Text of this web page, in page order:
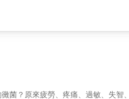
】✦ 破解長輩運動迷思肌力不足、
？」「大量走路能預防退化嗎？」
實訓練故事作者分享癌症、中風、
影片QR code。✦ 銀髮族居家運動
、不需昂貴器材，只要簡單一條彈
以運動嗎？從如何選擇教練、到
全的守護。✦長輩與子女的心得分
菌？原來疲勞、疼痛、過敏、失智